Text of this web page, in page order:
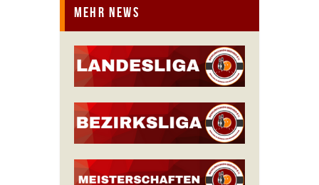
Mehr News